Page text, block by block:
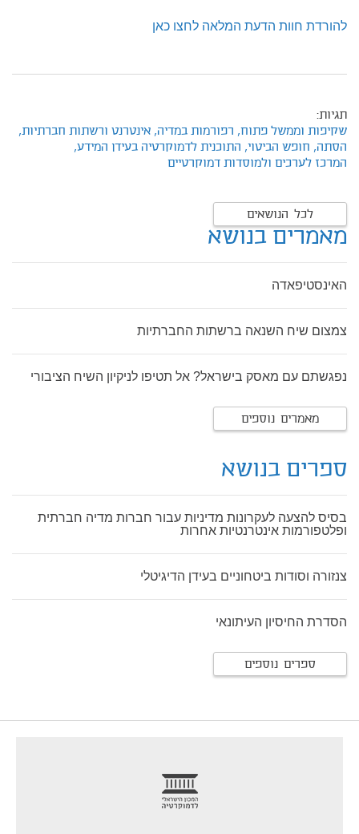
להורדת חוות הדעת המלאה לחצו כאן
תגיות:
שקיפות וממשל פתוח, רפורמות במדיה, אינטרנט ורשתות חברתיות,
הסתה, חופש הביטוי, התוכנית לדמוקרטיה בעידן המידע,
המרכז לערכים ולמוסדות דמוקרטיים
לכל הנושאים
מאמרים בנושא
האינסטיפאדה
צמצום שיח השנאה ברשתות החברתיות
נפגשתם עם מאסק בישראל? אל תטיפו לניקיון השיח הציבורי
מאמרים נוספים
ספרים בנושא
בסיס להצעה לעקרונות מדיניות עבור חברות מדיה חברתית
ופלטפורמות אינטרנטיות אחרות
צנזורה וסודות ביטחוניים בעידן הדיגיטלי
הסדרת החיסיון העיתונאי
ספרים נוספים